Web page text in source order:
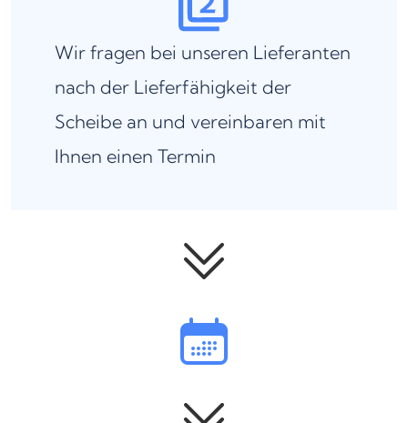
Wir fragen bei unseren Lieferanten
nach der Lieferfähigkeit der
Scheibe an und vereinbaren mit
Ihnen einen Termin